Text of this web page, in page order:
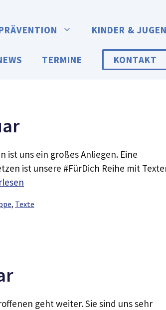
KINDER &
TERMINE KONTAKT
ist uns ein großes Anliegen. Eine
ist unsere #FürDich Reihe mit
, Texte
geht weiter. Sie sind uns sehr